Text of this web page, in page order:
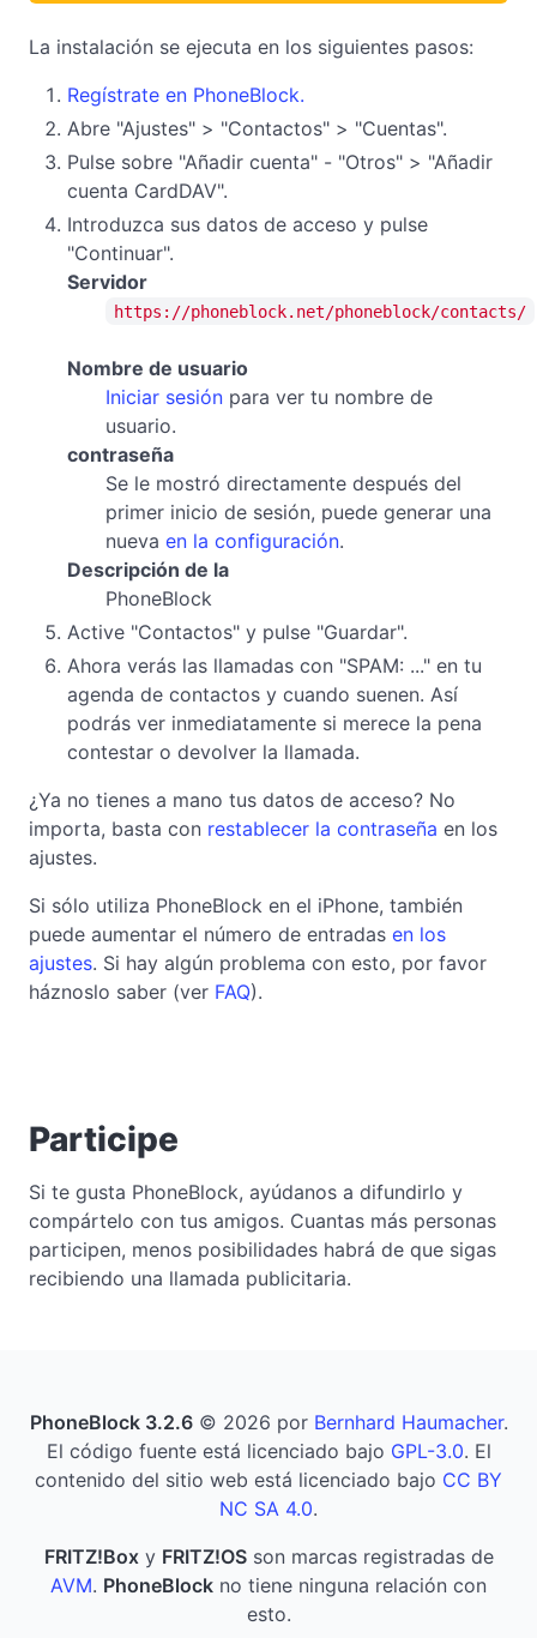
La instalación se ejecuta en los siguientes pasos:
Regístrate en PhoneBlock.
Abre "Ajustes" > "Contactos" > "Cuentas".
Pulse sobre "Añadir cuenta" - "Otros" > "Añadir
cuenta CardDAV".
Introduzca sus datos de acceso y pulse
"Continuar".
Servidor
https://phoneblock.net/phoneblock/contacts/
Nombre de usuario
Iniciar sesión para ver tu nombre de
usuario.
contraseña
Se le mostró directamente después del
primer inicio de sesión, puede generar una
nueva en la configuración.
Descripción de la
PhoneBlock
Active "Contactos" y pulse "Guardar".
Ahora verás las llamadas con "SPAM: ..." en tu
agenda de contactos y cuando suenen. Así
podrás ver inmediatamente si merece la pena
contestar o devolver la llamada.
¿Ya no tienes a mano tus datos de acceso? No
importa, basta con restablecer la contraseña en los
ajustes.
Si sólo utiliza PhoneBlock en el iPhone, también
puede aumentar el número de entradas en los
ajustes. Si hay algún problema con esto, por favor
háznoslo saber (ver FAQ).
Participe
Si te gusta PhoneBlock, ayúdanos a difundirlo y
compártelo con tus amigos. Cuantas más personas
participen, menos posibilidades habrá de que sigas
recibiendo una llamada publicitaria.
PhoneBlock 3.2.6© 2026 por Bernhard Haumacher.
El código fuente está licenciado bajo GPL-3.0. El
contenido del sitio web está licenciado bajo CC BY
NC SA 4.0.
FRITZ!Boxy FRITZ!OSson marcas registradas de
AVM. PhoneBlock no tiene ninguna relación con
esto.